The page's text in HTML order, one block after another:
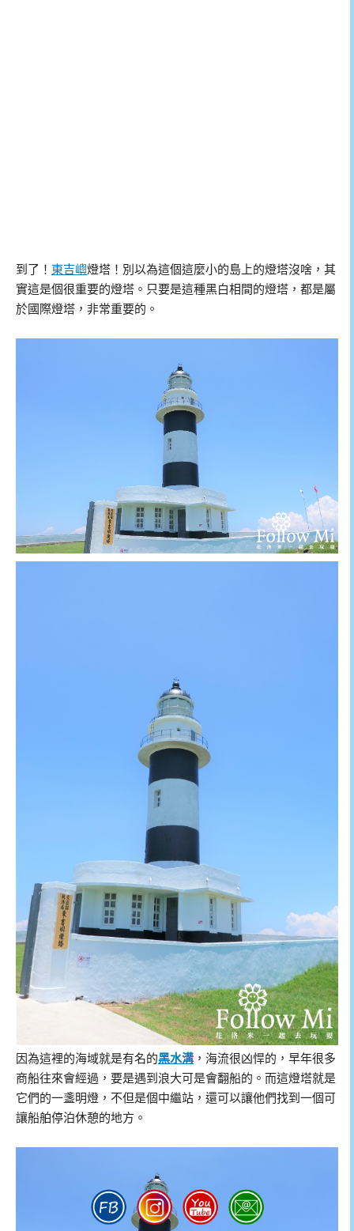
到了！ 東吉嶼燈塔！別以為這個這麼小的島上的燈塔沒啥，其
實這是個很重要的燈塔。只要是這種黑白相間的燈塔，都是屬
於國際燈塔，非常重要的。
因為這裡的海域就是有名的黑水溝 ，海流很凶悍的，早年很多
商船往來會經過，要是遇到浪大可是會翻船的。而這燈塔就是
它們的一盞明燈，不但是個中繼站，還可以讓他們找到一個可
讓船舶停泊休憩的地方。